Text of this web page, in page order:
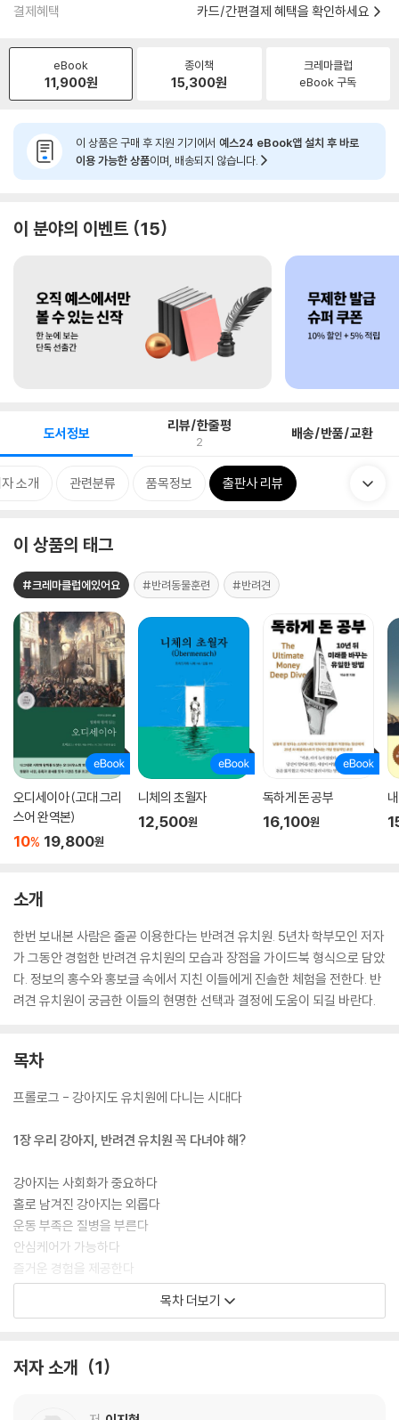
결제혜택 카드/간편결제 혜택을 확인하세요
eBook
11,900원
종이책
15,300원
크레마클럽
eBook 구독
이 상품은 구매 후 지원 기기에서 예스24 eBook앱 설치 후 바로
이용 가능한 상품이며, 배송되지 않습니다.
이 분야의 이벤트 15
도서정보 리뷰/한줄평
2 배송/반품/교환
소개 관련분류 품목정보 출판사 리뷰
이 상품의 태그
#크레마클럽에있어요 #반려동물훈련 #반려견
오디세이아 (고대 그리
스어 완역본)
10% 19,800원
니체의 초월자
12,500원
독하게 돈 공부
16,100원
소개
한번 보내본 사람은 줄곧 이용한다는 반려견 유치원. 5년차 학부모인 저자
가 그동안 경험한 반려견 유치원의 모습과 장점을 가이드북 형식으로 담았
다. 정보의 홍수와 홍보글 속에서 지친 이들에게 진솔한 체험을 전한다. 반
려견 유치원이 궁금한 이들의 현명한 선택과 결정에 도움이 되길 바란다.
목차
프롤로그 - 강아지도 유치원에 다니는 시대다
1장 우리 강아지, 반려견 유치원 꼭 다녀야 해?
강아지는 사회화가 중요하다
홀로 남겨진 강아지는 외롭다
운동 부족은 질병을 부른다
안심케어가 가능하다
즐거운 경험을 제공한다
2장 반려견 유치원, 그것이 알고 싶다!
반려견 유치원은 모두 같을까?
목차 더보기
저자 소개 1